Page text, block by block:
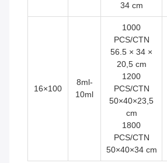
34 cm
16×100
8ml-
10ml
1000
PCS/CTN
56.5 × 34 ×
20,5 cm
1200
PCS/CTN
50×40×23,5
cm
1800
PCS/CTN
50×40×34 cm